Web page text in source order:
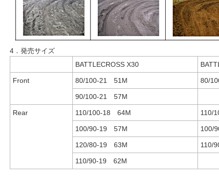
4．発売サイズ
BATTLECROSS X30
Front 80/100-21 51M 80/
90/100-21 57M
Rear 110/100-18 64M 110/
100/90-19 57M 100/
120/80-19 63M 110/
110/90-19 62M